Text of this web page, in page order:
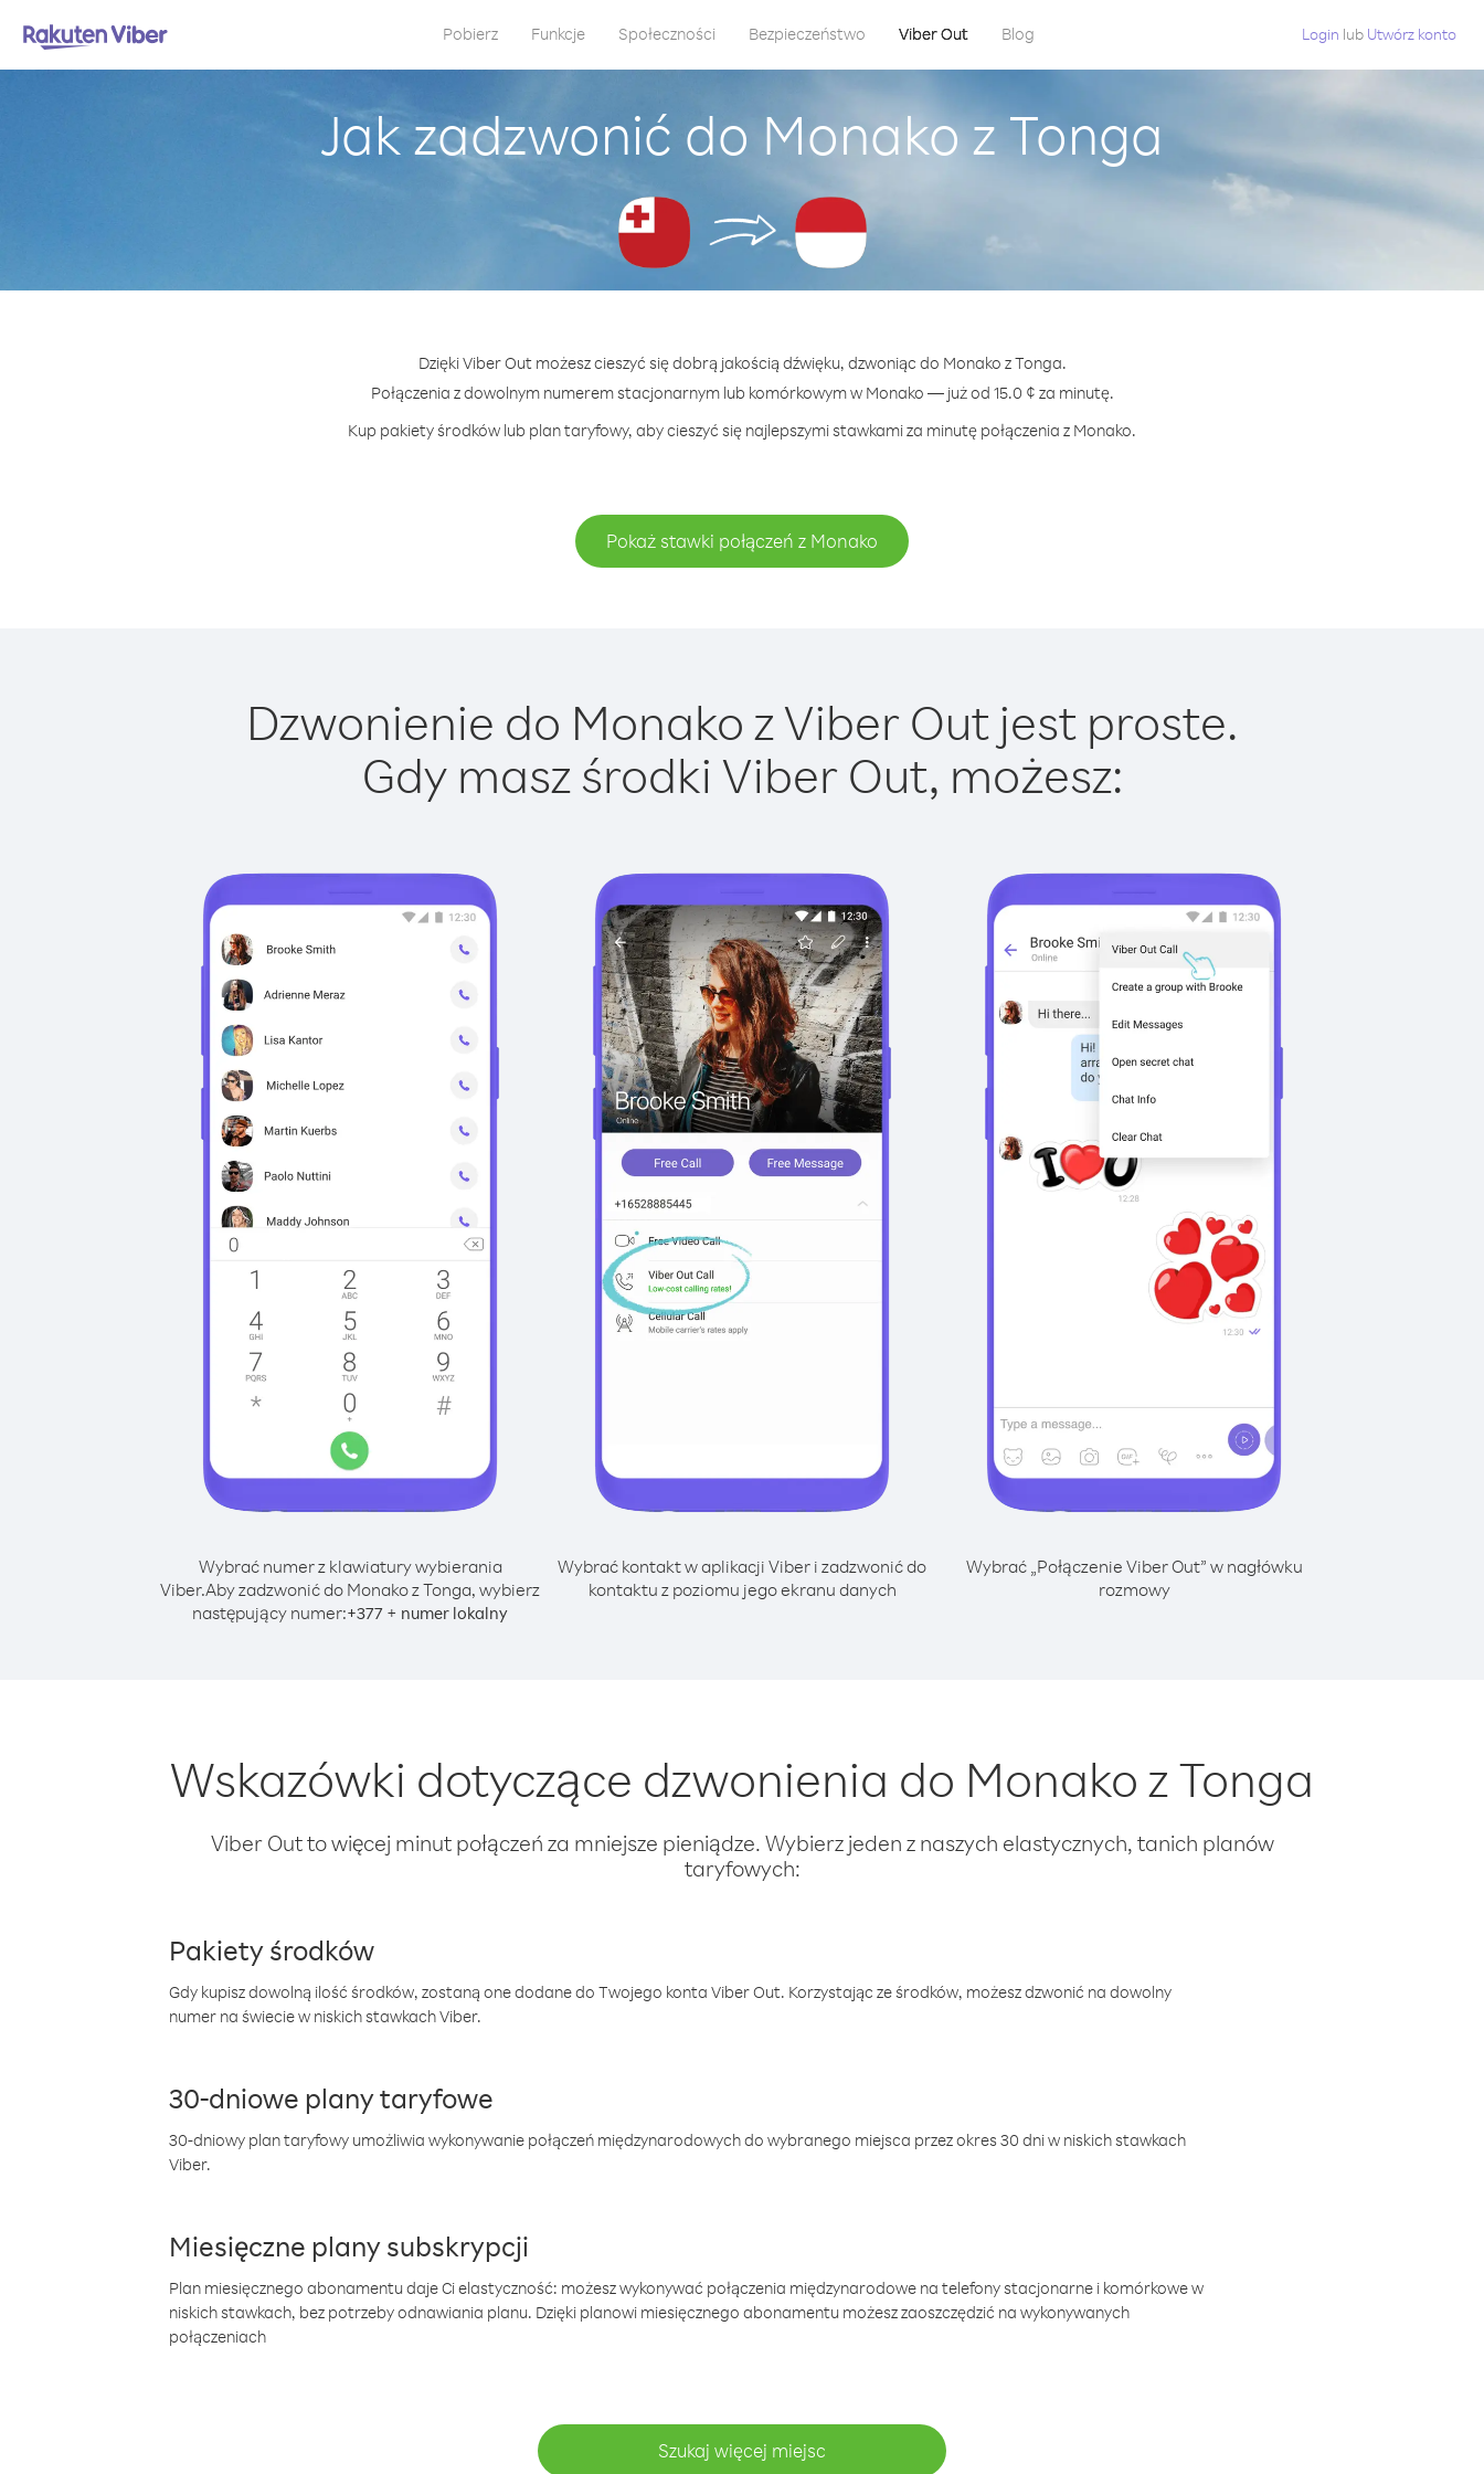
Pobierz Funkcje Społeczności Bezpieczeństwo Viber Out Blog Login lub Utwórz konto
Jak zadzwonić do Monako z Tonga
Dzięki Viber Out możesz cieszyć się dobrą jakością dźwięku, dzwoniąc do Monako z Tonga.
Połączenia z dowolnym numerem stacjonarnym lub komórkowym w Monako — już od 15.0 ¢ za minutę.
Kup pakiety środków lub plan taryfowy, aby cieszyć się najlepszymi stawkami za minutę połączenia z Monako.
Pokaż stawki połączeń z Monako
Dzwonienie do Monako z Viber Out jest proste.
Gdy masz środki Viber Out, możesz:
Wybrać numer z klawiatury wybierania
Viber.Aby zadzwonić do Monako z Tonga, wybierz
następujący numer:+377 + numer lokalny
Wybrać kontakt w aplikacji Viber i zadzwonić do
kontaktu z poziomu jego ekranu danych
Wybrać „Połączenie Viber Out” w nagłówku
rozmowy
Wskazówki dotyczące dzwonienia do Monako z Tonga
Viber Out to więcej minut połączeń za mniejsze pieniądze. Wybierz jeden z naszych elastycznych, tanich planów
taryfowych:
Pakiety środków
Gdy kupisz dowolną ilość środków, zostaną one dodane do Twojego konta Viber Out. Korzystając ze środków, możesz dzwonić na dowolny
numer na świecie w niskich stawkach Viber.
30-dniowe plany taryfowe
30-dniowy plan taryfowy umożliwia wykonywanie połączeń międzynarodowych do wybranego miejsca przez okres 30 dni w niskich stawkach
Viber.
Miesięczne plany subskrypcji
Plan miesięcznego abonamentu daje Ci elastyczność: możesz wykonywać połączenia międzynarodowe na telefony stacjonarne i komórkowe w
niskich stawkach, bez potrzeby odnawiania planu. Dzięki planowi miesięcznego abonamentu możesz zaoszczędzić na wykonywanych
połączeniach
Szukaj więcej miejsc